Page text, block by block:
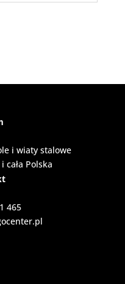
i wiaty stalowe
cała Polska
465